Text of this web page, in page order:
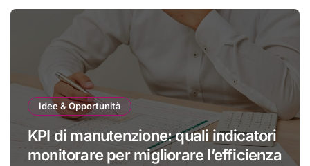
Idee & Opportunità
KPI di manutenzione: quali indicatori
monitorare per migliorare l’efficienza